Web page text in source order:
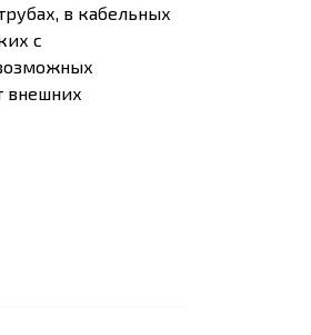
в кабельных
с
внешних